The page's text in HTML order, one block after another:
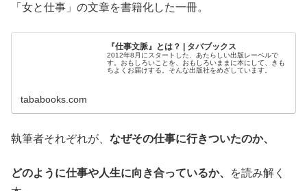
「女と仕事」の文章を書籍化した一冊。
『仕事文脈』とは？ | タバブックス
2012年8月にスタートした、あたらしい出版レーベルで
す。おもしろいことを、おもしろいままに本にして、きも
ちよくお届けする。そんな出版社をめざしています。
tababooks.com
執筆者それぞれが、 なぜその仕事に行きついたのか、
どのように仕事や人生に向き合っているか、
を読み解く